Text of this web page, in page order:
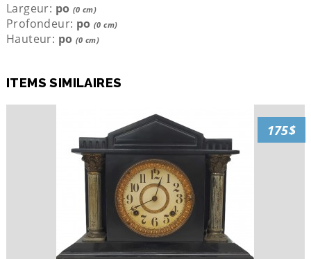
Largeur: po (0 cm)
Profondeur: po (0 cm)
Hauteur: po (0 cm)
ITEMS SIMILAIRES
175$